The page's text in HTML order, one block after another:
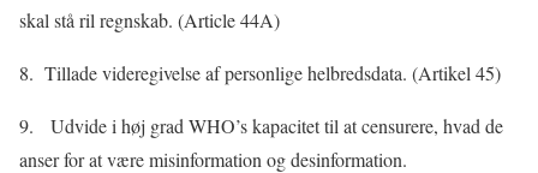
skal stå ril regnskab. (Article 44A)
8. Tillade videregivelse af personlige helbredsdata. (Artikel 45)
9. Udvide i høj grad WHO’s kapacitet til at censurere, hvad de
anser for at være misinformation og desinformation.